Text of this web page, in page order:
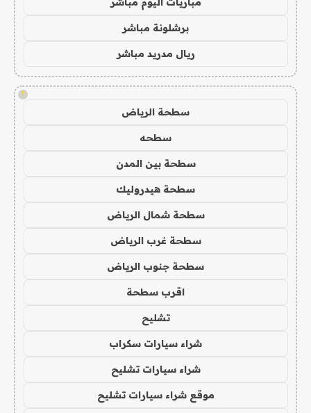
برشلونة مباشر
ريال مدريد مباشر
!
سطحة الرياض
سطحه
سطحة بين المدن
سطحة هيدروليك
سطحة شمال الرياض
سطحة غرب الرياض
سطحة جنوب الرياض
اقرب سطحة
تشليح
شراء سيارات سكراب
شراء سيارات تشليح
موقع شراء سيارات تشليح